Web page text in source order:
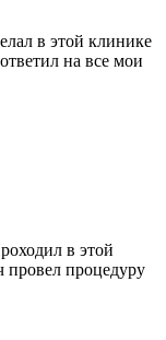
в этой клинике
на все мои
в этой
провел процедуру